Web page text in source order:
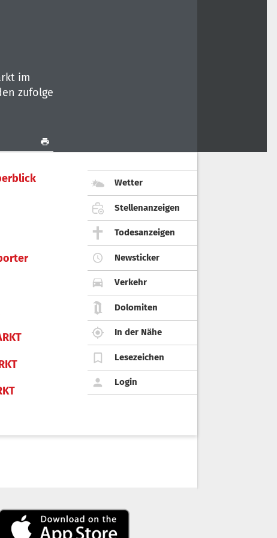
im
zufolge
Wetter
Stellenanzeigen
Todesanzeigen
Newsticker
Verkehr
Dolomiten
In der Nähe
Lesezeichen
Login